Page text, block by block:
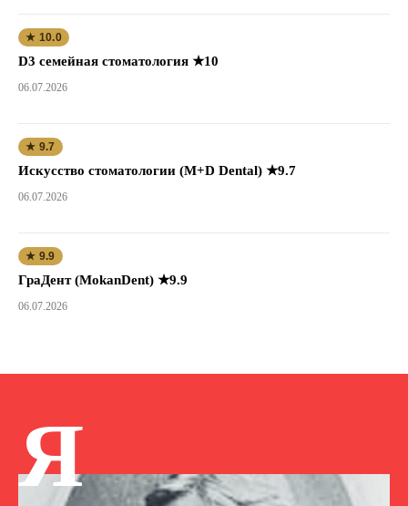
★ 10.0
D3 семейная стоматология ★10
06.07.2026
★ 9.7
Искусство стоматологии (M+D Dental) ★9.7
06.07.2026
★ 9.9
ГраДент (MokanDent) ★9.9
06.07.2026
Я